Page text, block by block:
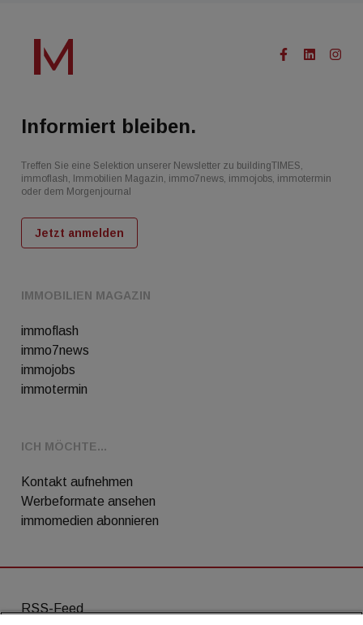
IMMOBILIEN MAGAZIN
immoflash
immo7news
immojobs
immotermin
ICH MÖCHTE...
Kontakt aufnehmen
Werbeformate ansehen
immomedien abonnieren
Informiert bleiben.
Treffen Sie eine Selektion unserer Newsletter zu buildingTIMES,
immoflash, Immobilien Magazin, immo7news, immojobs, immotermin
oder dem Morgenjournal
Jetzt anmelden
RSS-Feed